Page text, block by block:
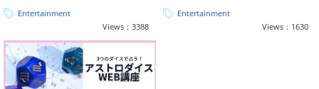
Entertainment
Views：3388
Entertainment
Views：1630